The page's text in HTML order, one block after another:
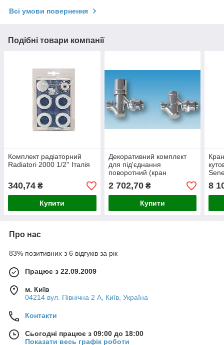
Всі умови повернення
Подібні товари компанії
Комплект радіаторний
Radiatori 2000 1/2'' Італія
340,74 ₴
Купити
Декоративний комплект
для під'єднання
поворотний (кран
відсікальний кутові 1/2")
Pettinaroli
2 702,70₴
Купити
8
Про нас
83% позитивних з 6 відгуків за рік
Працює з 22.09.2009
м. Київ
04214 вул. Північна 2 А, Київ, Україна
Контакти
Сьогодні працює з 09:00 до 18:00
Показати весь графік роботи